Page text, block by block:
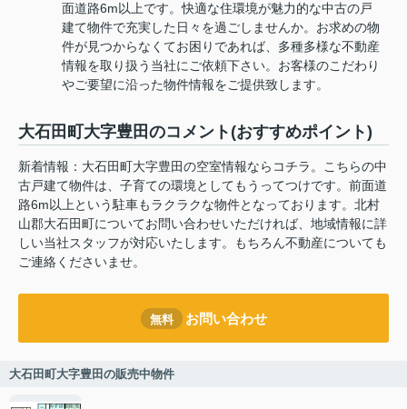
面道路6m以上です。快適な住環境が魅力的な中古の戸
建て物件で充実した日々を過ごしませんか。お求めの物
件が見つからなくてお困りであれば、多種多様な不動産
情報を取り扱う当社にご依頼下さい。お客様のこだわり
やご要望に沿った物件情報をご提供致します。
大石田町大字豊田のコメント(おすすめポイント)
新着情報：大石田町大字豊田の空室情報ならコチラ。こちらの中
古戸建て物件は、子育ての環境としてもうってつけです。前面道
路6m以上という駐車もラクラクな物件となっております。北村
山郡大石田町についてお問い合わせいただければ、地域情報に詳
しい当社スタッフが対応いたします。もちろん不動産についても
ご連絡くださいませ。
無料 お問い合わせ
大石田町大字豊田の販売中物件